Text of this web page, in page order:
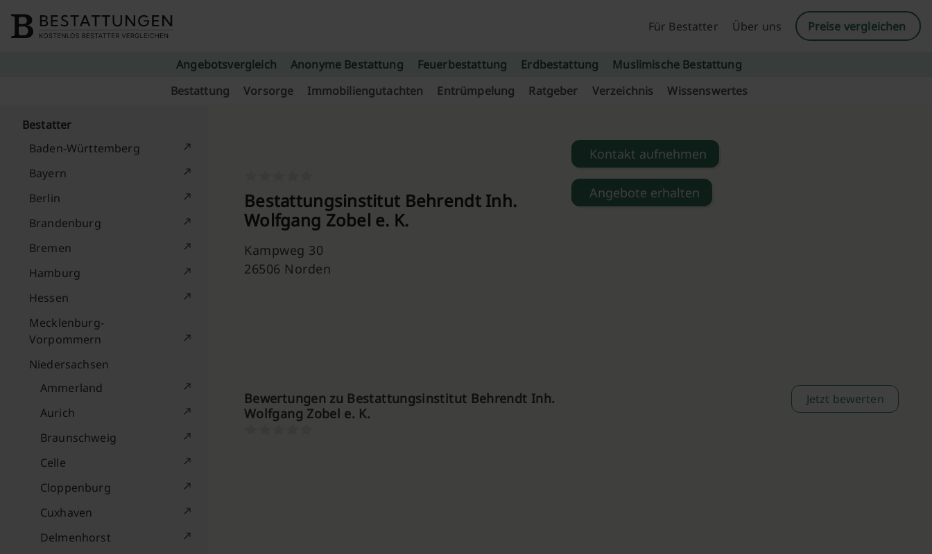
Für Bestatter
Über uns Preise vergleichen
Angebotsvergleich Anonyme Bestattung Feuerbestattung Erdbestattung
Muslimische Bestattung
Bestattung
Vorsorge Immobiliengutachten Entrümpelung Ratgeber Verzeichnis Wissenswertes
Bestatter
Baden-Württemberg
Bayern
Berlin
Brandenburg
Bremen
Hamburg
Hessen
Mecklenburg-
Vorpommern
Niedersachsen
Ammerland
Aurich
Braunschweig
Celle
Cloppenburg
Cuxhaven
Delmenhorst
Bestattungsinstitut Behrendt Inh.
Wolfgang Zobel e. K.
Kampweg 30
26506 Norden
Kontakt aufnehmen
Angebote erhalten
Bewertungen zu Bestattungsinstitut Behrendt Inh.
Wolfgang Zobel e. K.
Jetzt bewerten